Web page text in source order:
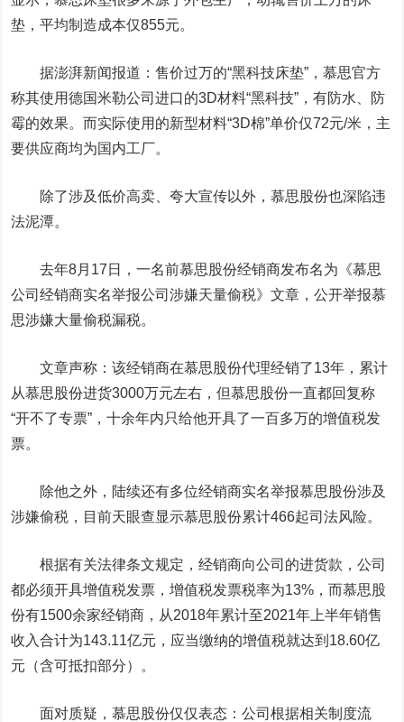
垫，平均制造成本仅855元。
据澎湃新闻报道：售价过万的“黑科技床垫”，慕思官方
称其使用德国米勒公司进口的3D材料“黑科技”，有防水、防
霉的效果。而实际使用的新型材料“3D棉”单价仅72元/米，主
要供应商均为国内工厂。
除了涉及低价高卖、夸大宣传以外，慕思股份也深陷违
法泥潭。
去年8月17日，一名前慕思股份经销商发布名为《慕思
公司经销商实名举报公司涉嫌天量偷税》文章，公开举报慕
思涉嫌大量偷税漏税。
文章声称：该经销商在慕思股份代理经销了13年，累计
从慕思股份进货3000万元左右，但慕思股份一直都回复称
“开不了专票”，十余年内只给他开具了一百多万的增值税发
票。
除他之外，陆续还有多位经销商实名举报慕思股份涉及
涉嫌偷税，目前天眼查显示慕思股份累计466起司法风险。
根据有关法律条文规定，经销商向公司的进货款，公司
都必须开具增值税发票，增值税发票税率为13%，而慕思股
份有1500余家经销商，从2018年累计至2021年上半年销售
收入合计为143.11亿元，应当缴纳的增值税就达到18.60亿
元（含可抵扣部分）。
面对质疑，慕思股份仅仅表态：公司根据相关制度流